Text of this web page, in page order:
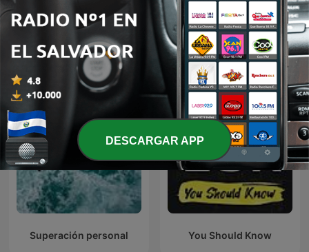
Icelandic Immersion -
Comprehensive Icelandic
Podcast
Rayana laye
Superación personal You Should Know
DESCARGAR APP